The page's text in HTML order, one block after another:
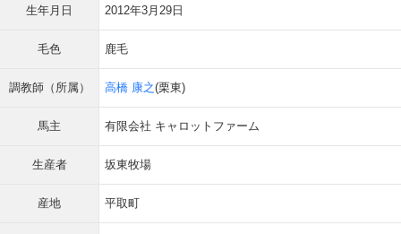
生年月日 2012年3月29日
毛色 鹿毛
調教師（所属） 高橋 康之(栗東)
馬主 有限会社 キャロットファーム
生産者 坂東牧場
産地 平取町